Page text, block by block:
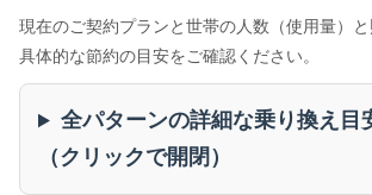
現在のご契約プランと世帯の人数（使用量）と
具体的な節約の目安をご確認ください。
全パターンの詳細な乗り換え目
（クリックで開閉）